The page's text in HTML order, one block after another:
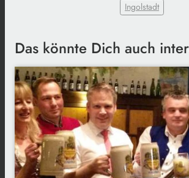
Ingolstadt
Das könnte Dich auch